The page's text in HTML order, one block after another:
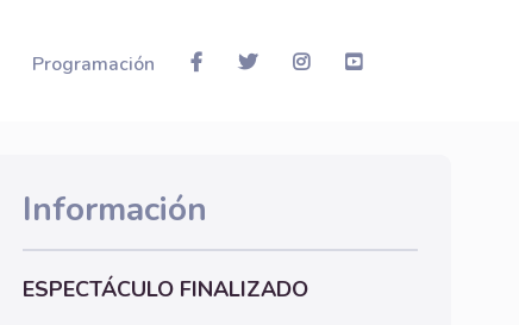
Programación
Información
ESPECTÁCULO FINALIZADO